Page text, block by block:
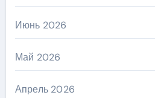
Июнь 2026
Май 2026
Апрель 2026